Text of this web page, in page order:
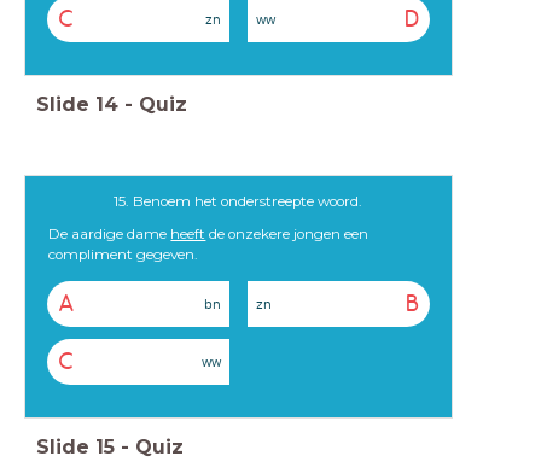
C zn D
ww
Slide 14 - Quiz
15. Benoem het onderstreepte woord.
De aardige dame heeft de onzekere jongen een
compliment gegeven.
A bn B
zn
C ww
Slide 15 - Quiz